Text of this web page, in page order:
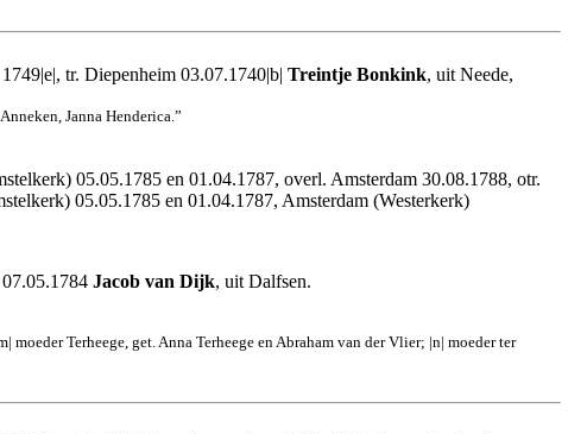
tr. Diepenheim 03.07.1740|b| Treintje Bonkink, uit Neede,
Janna Henderica.”
05.05.1785 en 01.04.1787, overl. Amsterdam 30.08.1788, otr.
05.05.1785 en 01.04.1787, Amsterdam (Westerkerk)
Jacob van Dijk, uit Dalfsen.
moeder Terheege, get. Anna Terheege en Abraham van der Vlier; |n| moeder ter